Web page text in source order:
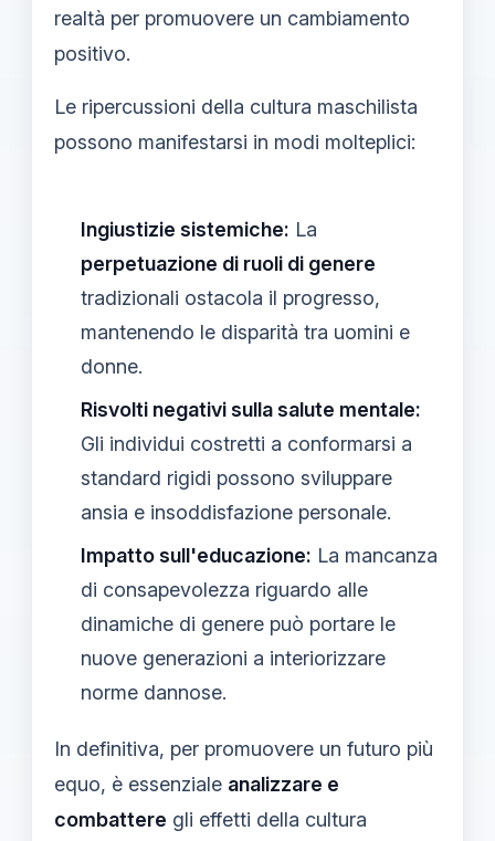
realtà per promuovere un cambiamento
positivo.
Le ripercussioni della cultura maschilista
possono manifestarsi in modi molteplici:
Ingiustizie sistemiche: La
perpetuazione di ruoli di genere
tradizionali ostacola il progresso,
mantenendo le disparità tra uomini e
donne.
Risvolti negativi sulla salute mentale:
Gli individui costretti a conformarsi a
standard rigidi possono sviluppare
ansia e insoddisfazione personale.
Impatto sull'educazione: La mancanza
di consapevolezza riguardo alle
dinamiche di genere può portare le
nuove generazioni a interiorizzare
norme dannose.
In definitiva, per promuovere un futuro più
equo, è essenziale analizzare e
combattere gli effetti della cultura